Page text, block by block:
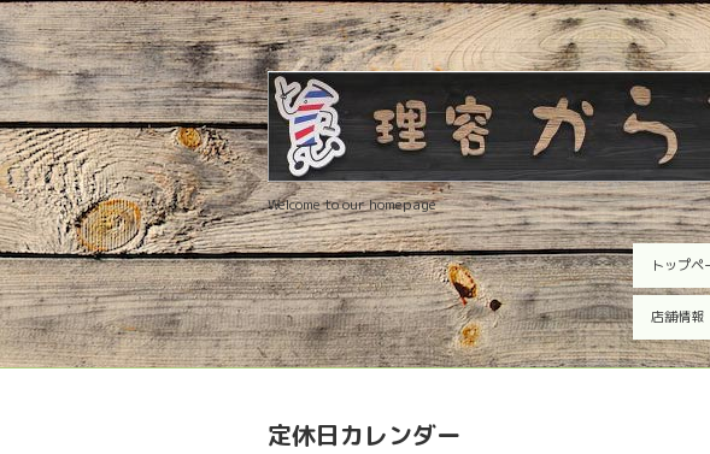
Welcome to our homepage
トップペ
店舗情報
定休日カレンダー